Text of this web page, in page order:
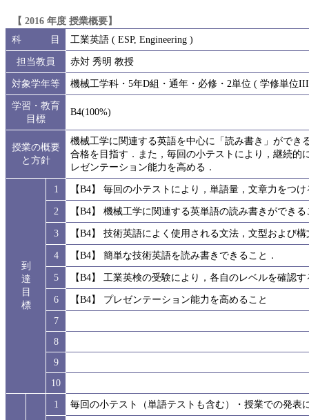
【 2016 年度 授業概要】
科 目
工業英語 ( ESP, Engineering )
担当教員
赤対 秀明 教授
対象学年等
機械工学科・5年D組・通年・必修・2単位 ( 学修単位
学習・教育
目標
B4(100%)
授業の概要
と方針
機械工学に関連する英語を中心に「読み書き」がで
合格を目指す．また，毎回の小テストにより，継続
レゼンテーション能力を高める．
到
達
目
標
1
【B4】 毎回の小テストにより，単語量，文章力をつ
2
【B4】 機械工学に関連する英単語の読み書きができ
3
【B4】 技術英語によく使用される文法，文型および
4
【B4】 簡単な技術英語を読み書きできること．
5
【B4】 工業英検の受験により，各自のレベルを確認
6
【B4】 プレゼンテーション能力を高めること
7
8
9
10
1
毎回の小テスト（単語テストも含む）・授業での発表